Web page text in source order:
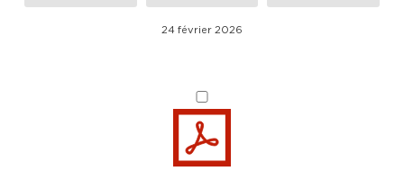
24 février 2026